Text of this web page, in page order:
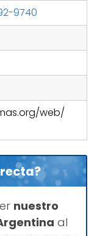
9740
web/
nuestro
al